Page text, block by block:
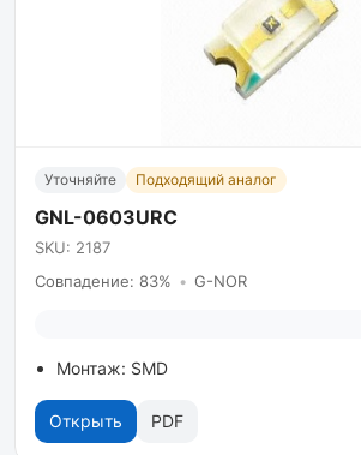
Уточняйте Подходящий аналог
GNL-0603URC
SKU: 2187
Совпадение: 83% • G-NOR
Монтаж: SMD
Открыть PDF